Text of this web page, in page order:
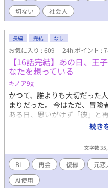
切ない
社会人
長編 完結 なし
お気に入り : 609 24h.ポイント :
【16話完結】あの日、王
なたを想っている
キノア9g
かつて、誰よりも大切だっ
まりだった。 今はただ、冒
ある日、思いがけず「彼」と
と剣が支配するリオセルト大
界で、心に火種を抱えたふた
の男と、捨てきれなかった男
ていない想いがある。 ――こ
う一度立ち向かう物語。 切な
ンタジーBL。 お題『復縁/元
身を引いた形』設定担当AI /チ
続き
文字数
BL 再会 復縁 元恋
AI使用